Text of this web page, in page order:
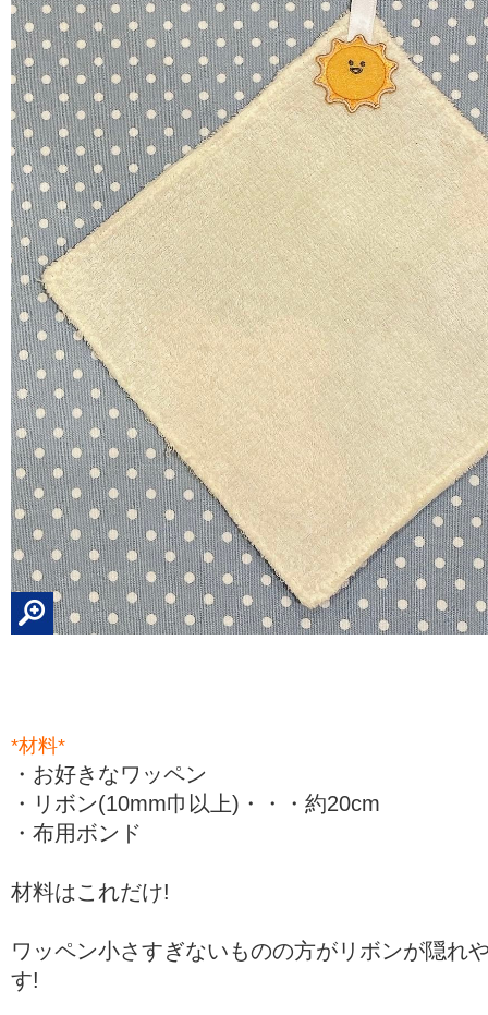
*材料*
・お好きなワッペン
・リボン(10mm巾以上)・・・約20cm
・布用ボンド
材料はこれだけ!
ワッペン小さすぎないものの方がリボンが隠れ
す!